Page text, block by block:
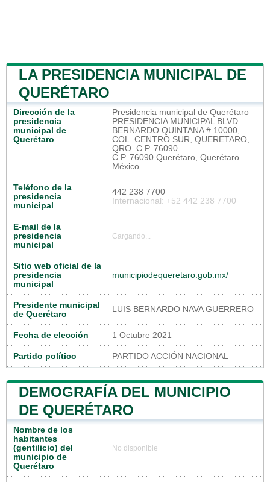
LA PRESIDENCIA MUNICIPAL DE
QUERÉTARO
Dirección de la
presidencia
municipal de
Querétaro
Presidencia municipal de Querétaro
PRESIDENCIA MUNICIPAL BLVD.
BERNARDO QUINTANA # 10000,
COL. CENTRO SUR, QUERETARO,
QRO. C.P. 76090
C.P. 76090 Querétaro, Querétaro
México
Teléfono de la
presidencia
municipal
442 238 7700
Internacional: +52 442 238 7700
E-mail de la
presidencia
municipal
Cargando...
Sitio web oficial de la
presidencia
municipal
municipiodequeretaro.gob.mx/
Presidente municipal
de Querétaro
LUIS BERNARDO NAVA GUERRERO
Fecha de elección 1 Octubre 2021
Partido político PARTIDO ACCIÓN NACIONAL
DEMOGRAFÍA DEL MUNICIPIO
DE QUERÉTARO
Nombre de los
habitantes
(gentilicio) del
municipio de
Querétaro
No disponible